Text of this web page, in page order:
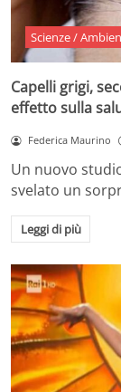
Scienze /
Capelli grigi,
effetto sulla
Federica Maurino
Un nuovo
svelato un
Leggi di più